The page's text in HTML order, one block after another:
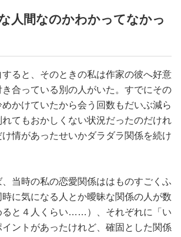
人間なのかわかってなかっ
ると、そのときの私は作家の彼へ好意
合っている別の人がいた。すでにその
めかけていたから会う回数もだいぶ減ら
れてもおかしくない状況だったのだけれ
情があったせいかダラダラ関係を続け
当時の私の恋愛関係ははものすごくふ
に気になる人とか曖昧な関係の人が数
ると４人くらい……）、それぞれに「い
ントがあったけれど、確固とした関係